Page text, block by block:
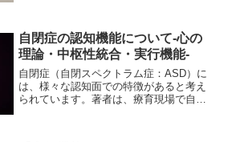
的要因の強さよりも、環境要因の影響を
強く受けると言われ...
自閉症の認知機能について-心の
理論・中枢性統合・実行機能-
自閉症（自閉スペクトラム症：ASD）に
は、様々な認知面での特徴があると考え
られています。著者は、療育現場で自閉